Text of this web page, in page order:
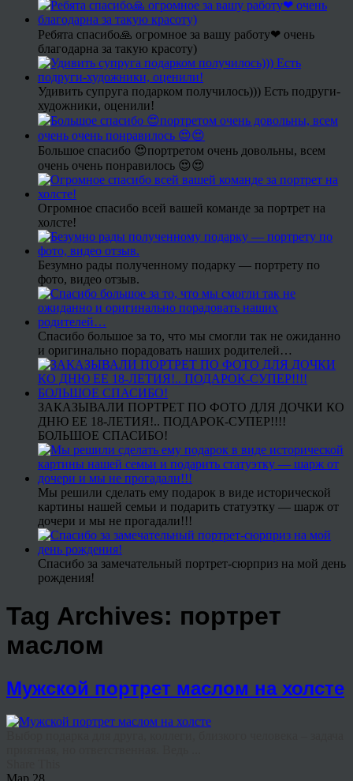
Ребята спасибо🙏 огромное за вашу работу❤ очень
благодарна за такую красоту)
Удивить супруга подарком получилось))) Есть подруги-
художники, оценили!
Большое спасибо 😍портретом очень довольны, всем
очень очень понравилось 😍😍
Огромное спасибо всей вашей команде за портрет на
холсте!
Безумно рады полученному подарку — портрету по
фото, видео отзыв.
Спасибо большое за то, что мы смогли так не ожиданно
и оригинально порадовать наших родителей…
ЗАКАЗЫВАЛИ ПОРТРЕТ ПО ФОТО ДЛЯ ДОЧКИ КО
ДНЮ ЕЕ 18-ЛЕТИЯ!.. ПОДАРОК-СУПЕР!!!!
БОЛЬШОЕ СПАСИБО!
Мы решили сделать ему подарок в виде исторической
картины нашей семьи и подарить статуэтку — шарж от
дочери и мы не прогадали!!!
Спасибо за замечательный портрет-сюрприз на мой день
рождения!
Tag Archives: портрет
маслом
Мужской портрет маслом на холсте